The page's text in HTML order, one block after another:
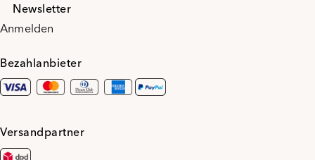
Newsletter
Anmelden
Bezahlanbieter
Versandpartner